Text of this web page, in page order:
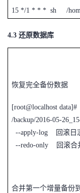
15 */1 * * * sh /
4.3 还原数据库
恢复完全备份数据
[root@localhost
/backup/2016-05-
--apply-log
回滚日
--redo-only 回滚合
合并第一个增量备份